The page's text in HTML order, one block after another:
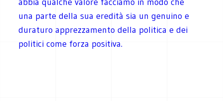
una parte della sua eredità sia un genuino e
duraturo apprezzamento della politica e dei
politici come forza positiva.